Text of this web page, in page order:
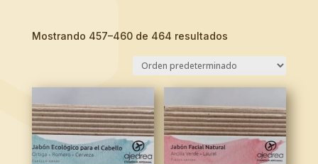
Mostrando 457–460 de 464 resultados